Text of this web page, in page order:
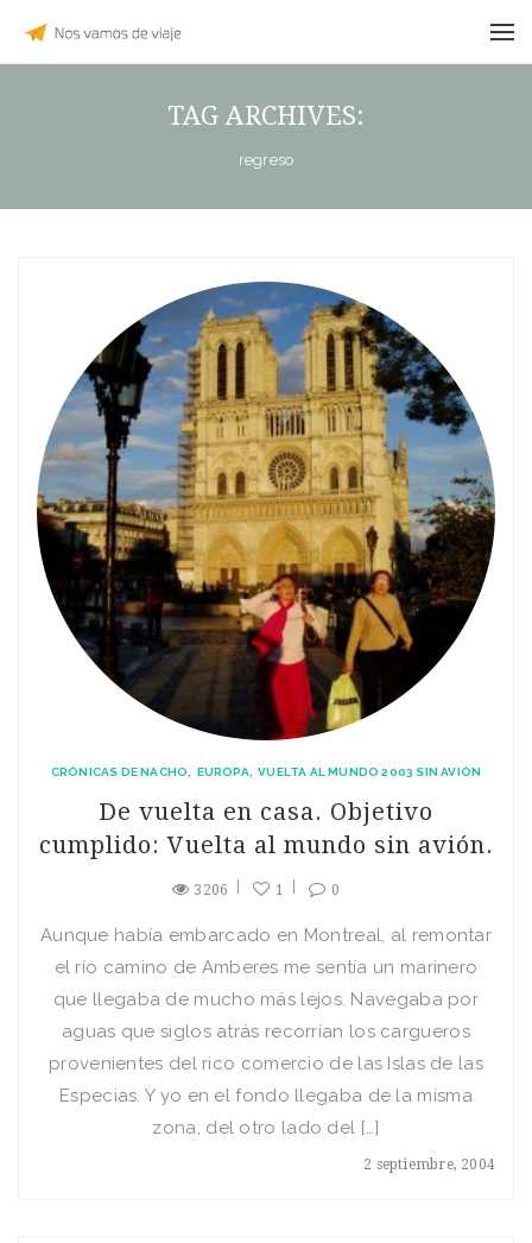
TAG ARCHIVES:
regreso
CRÓNICAS DE NACHO EUROPA VUELTA AL MUNDO 2003 SIN AVIÓN
De vuelta en casa. Objetivo
cumplido: Vuelta al mundo sin avión.
3206 1 0
2 septiembre, 2004
Aunque habí­a embarcado en Montreal, al remontar
el rí­o camino de Amberes me sentí­a un marinero
que llegaba de mucho más lejos. Navegaba por
aguas que siglos atrás recorrí­an los cargueros
provenientes del rico comercio de las Islas de las
Especias. Y yo en el fondo llegaba de la misma
zona, del otro lado del […]